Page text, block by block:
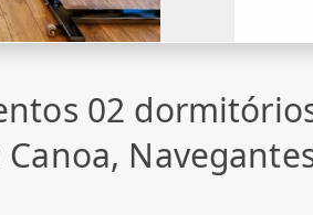
02
Canoa,